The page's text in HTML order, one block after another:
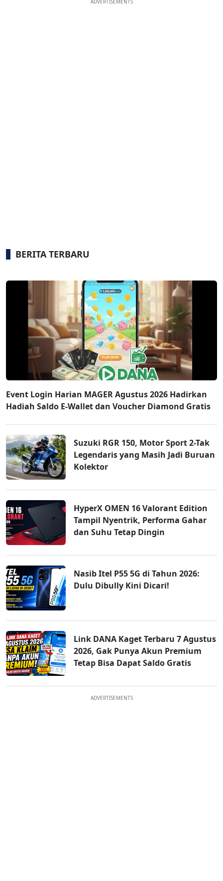
ADVERTISEMENTS
BERITA TERBARU
Event Login Harian MAGER Agustus 2026 Hadirkan
Hadiah Saldo E-Wallet dan Voucher Diamond Gratis
Suzuki RGR 150, Motor Sport 2-Tak
Legendaris yang Masih Jadi Buruan
Kolektor
HyperX OMEN 16 Valorant Edition
Tampil Nyentrik, Performa Gahar
dan Suhu Tetap Dingin
Nasib Itel P55 5G di Tahun 2026:
Dulu Dibully Kini Dicari!
Link DANA Kaget Terbaru 7 Agustus
2026, Gak Punya Akun Premium
Tetap Bisa Dapat Saldo Gratis
ADVERTISEMENTS